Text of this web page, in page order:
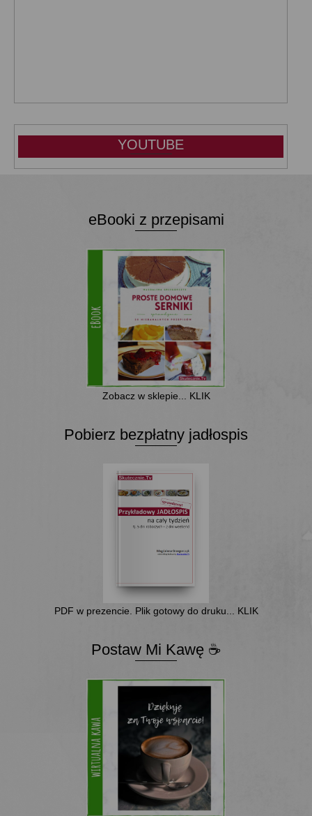
YOUTUBE
eBooki z przepisami
Zobacz w sklepie... KLIK
Pobierz bezpłatny jadłospis
PDF w prezencie. Plik gotowy do druku... KLIK
Postaw Mi Kawę ☕